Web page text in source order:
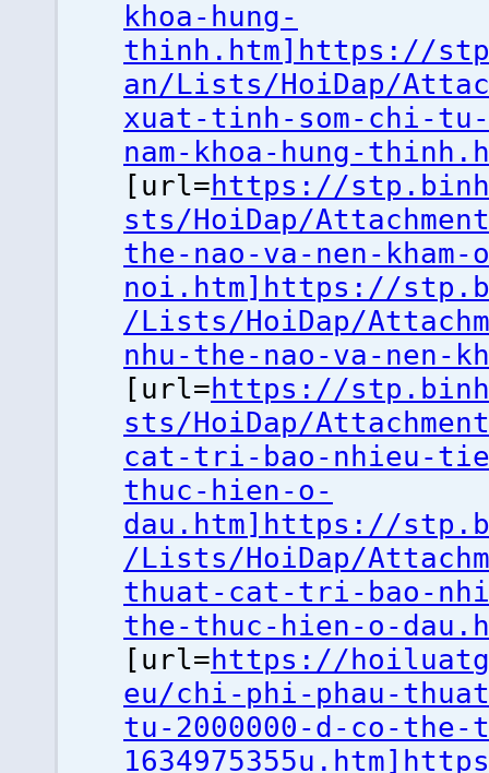
khoa-hung-
thinh.htm]https://
an/Lists/HoiDap/
xuat-tinh-som-chi-
nam-khoa-hung-
[url=https://
sts/HoiDap/
the-nao-va-nen-kham-
noi.htm]https://
/Lists/HoiDap/
nhu-the-nao-va-nen-
[url=https://
sts/HoiDap/
cat-tri-bao-nhieu-
thuc-hien-o-
dau.htm]https://
/Lists/HoiDap/
thuat-cat-tri-bao-
the-thuc-hien-o-
[url=https://
eu/chi-phi-phau-
tu-2000000-d-co-